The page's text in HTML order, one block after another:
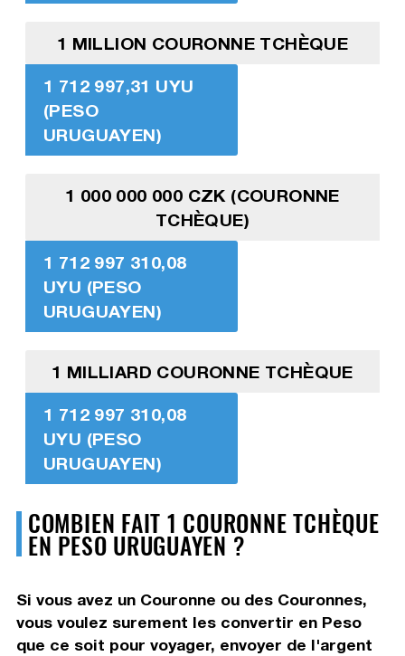
1 MILLION COURONNE TCHÈQUE
1 712 997,31 UYU
(PESO
URUGUAYEN)
1 000 000 000 CZK (COURONNE
TCHÈQUE)
1 712 997 310,08
UYU (PESO
URUGUAYEN)
1 MILLIARD COURONNE TCHÈQUE
1 712 997 310,08
UYU (PESO
URUGUAYEN)
COMBIEN FAIT 1 COURONNE TCHÈQUE
EN PESO URUGUAYEN ?
Si vous avez un Couronne ou des Couronnes,
vous voulez surement les convertir en Peso
que ce soit pour voyager, envoyer de l'argent